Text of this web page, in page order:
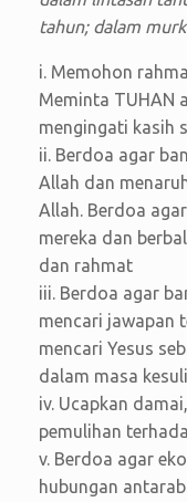
tahun; dalam
i. Memohon
Meminta TUHAN
mengingati kasih
ii. Berdoa agar
Allah dan
Allah. Berdoa
mereka dan
dan rahmat
iii. Berdoa agar
mencari jawapan
mencari Yesus
dalam masa
iv. Ucapkan
pemulihan
v. Berdoa agar
hubungan